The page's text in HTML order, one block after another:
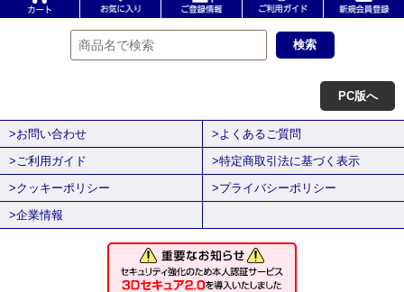
PC版へ
>お問い合わせ
>よくあるご質問
>ご利用ガイド
>特定商取引法に基づく表示
>クッキーポリシー
>プライバシーポリシー
>企業情報